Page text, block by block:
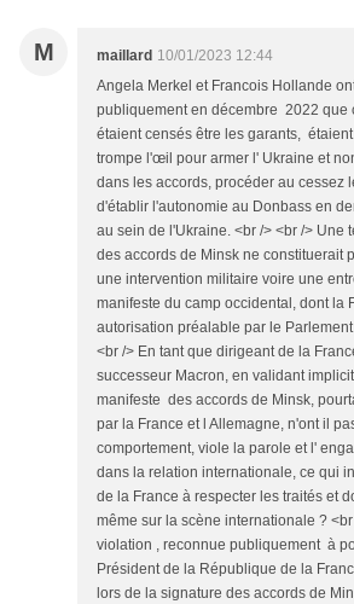
M maillard 10/01/2023 12:44
Angela Merkel et Francois Hollande
publiquement en décembre 2022 que
étaient censés être les garants,
trompe l'œil pour armer l' Ukraine et
dans les accords, procéder au cessez
d'établir l'autonomie au Donbass en
au sein de l'Ukraine. <br /> <br /> Une
des accords de Minsk ne constituerait
une intervention militaire voire une
manifeste du camp occidental, dont la
autorisation préalable par le
<br /> En tant que dirigeant de la
successeur Macron, en validant
manifeste des accords de Minsk,
par la France et l Allemagne, n'ont il
comportement, viole la parole et l'
dans la relation internationale, ce qui
de la France à respecter les traités et
même sur la scène internationale ?
violation , reconnue publiquement à
Président de la République de la
lors de la signature des accords de